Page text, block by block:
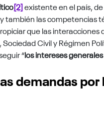
[2]existente en el país,
también las competencias
que las
Sociedad Civil y Régimen
“los intereses
demandas por